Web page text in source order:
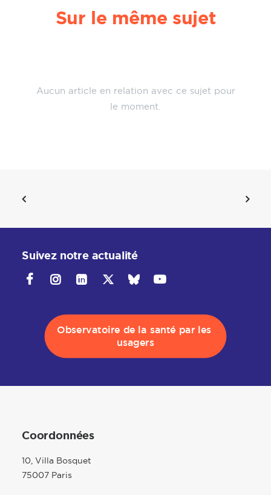
Sur le même sujet
Aucun article en relation avec ce sujet pour
le moment.
Suivez notre actualité
Observatoire de la santé par les
usagers
Coordonnées
10, Villa Bosquet
75007 Paris